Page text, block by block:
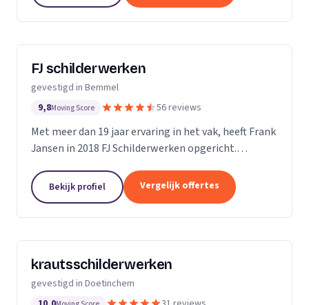
FJ schilderwerken
gevestigd in Bemmel
9,8Moving Score 56 reviews
Met meer dan 19 jaar ervaring in het vak, heeft Frank
Jansen in 2018 FJ Schilderwerken opgericht.
ambacht waarbij vakmanschap en passie
samenkomen. Bij...
Bekijk profiel Vergelijk offertes
krautsschilderwerken
gevestigd in Doetinchem